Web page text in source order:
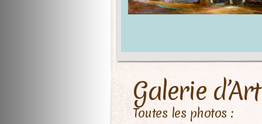
Galerie d’Art
Toutes les photos :